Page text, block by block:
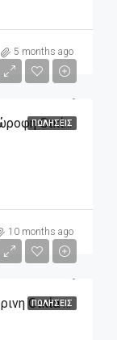
5 months ago
ΠΩΛΉΣΕΙΣ
Κριθαριά Ν. Αγχιάλου Πωλείται Διώροφη Οικία 422,70m2 Σε 565m2 Οικόπεδο
10 months ago
ΠΩΛΉΣΕΙΣ
Σοφάδες Καρδίτσας Πωλείται Πέτρινη Οικία 126m2 Σε 654m2 Οικόπεδο